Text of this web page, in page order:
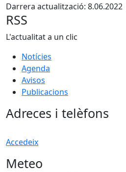
Darrera actualització: 8.06.2022
RSS
L'actualitat a un clic
Notícies
Agenda
Avisos
Publicacions
Adreces i telèfons
Accedeix
Meteo